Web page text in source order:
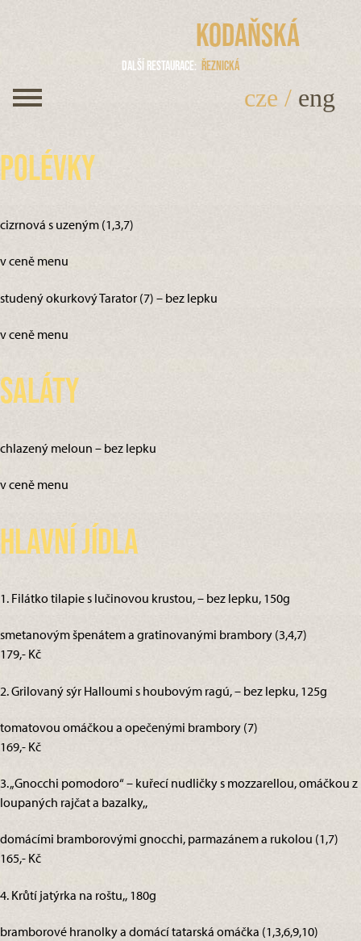
Kodaňská
Další restaurace Řeznická
cze / eng
Polévky
cizrnová s uzeným (1,3,7)
v ceně menu
studený okurkový Tarator (7) – bez lepku
v ceně menu
Saláty
chlazený meloun – bez lepku
v ceně menu
Hlavní jídla
1. Filátko tilapie s lučinovou krustou, – bez lepku, 150g
smetanovým špenátem a gratinovanými brambory (3,4,7)
179,- Kč
2. Grilovaný sýr Halloumi s houbovým ragú, – bez lepku, 125g
tomatovou omáčkou a opečenými brambory (7)
169,- Kč
3. „Gnocchi pomodoro“ – kuřecí nudličky s mozzarellou, omáčkou z
loupaných rajčat a bazalky,,
domácími bramborovými gnocchi, parmazánem a rukolou (1,7)
165,- Kč
4. Krůtí jatýrka na roštu,, 180g
bramborové hranolky a domácí tatarská omáčka (1,3,6,9,10)